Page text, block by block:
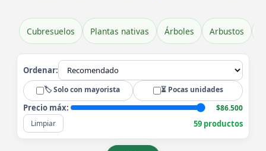
Cubresuelos Plantas nativas Árboles Arbustos
Ordenar:
🏷️ Solo con mayorista ⏳ Pocas unidades
Precio máx:
$86.500
Limpiar
59 productos